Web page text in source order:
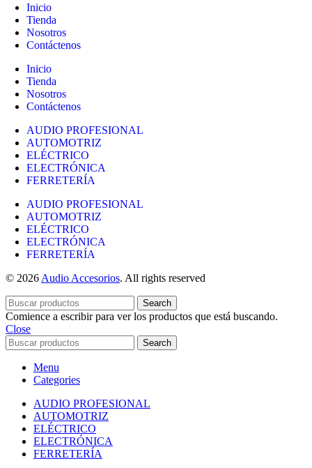
Inicio
Tienda
Nosotros
Contáctenos
Inicio
Tienda
Nosotros
Contáctenos
AUDIO PROFESIONAL
AUTOMOTRIZ
ELÉCTRICO
ELECTRÓNICA
FERRETERÍA
AUDIO PROFESIONAL
AUTOMOTRIZ
ELÉCTRICO
ELECTRÓNICA
FERRETERÍA
© 2026 Audio Accesorios. All rights reserved
Search
Comience a escribir para ver los productos que está buscando.
Close
Search
Menu
Categories
AUDIO PROFESIONAL
AUTOMOTRIZ
ELÉCTRICO
ELECTRÓNICA
FERRETERÍA